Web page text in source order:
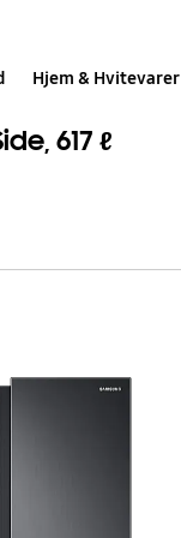
Hjem & Hvitevarer
617 ℓ